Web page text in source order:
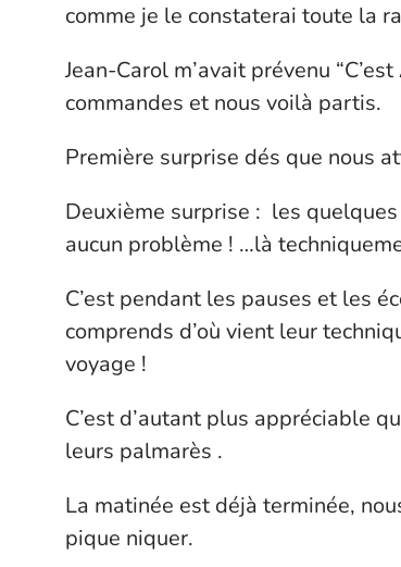
comme je le constaterai toute la
Jean-Carol m’avait prévenu
commandes et nous voilà partis.
Première surprise dés que nous
Deuxième surprise : les
aucun problème ! …là
C’est pendant les pauses et les
comprends d’où vient leur
voyage !
C’est d’autant plus appréciable
leurs palmarès .
La matinée est déjà terminée,
pique niquer.